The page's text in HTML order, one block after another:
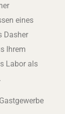
eines
Dasher
Ihrem
Labor als